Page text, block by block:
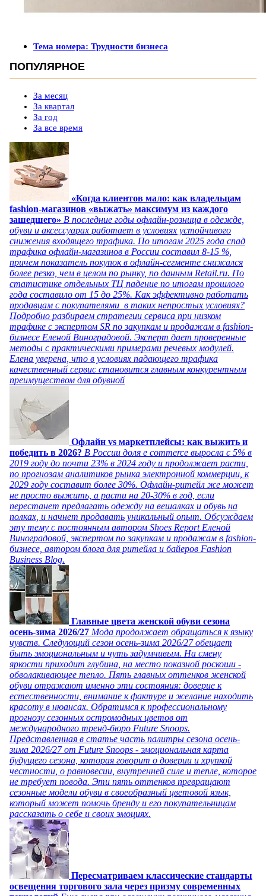
Тема номера: Трудности бизнеса
ПОПУЛЯРНОЕ
За месяц
За квартал
За год
За все время
«Когда клиентов мало: как владельцам
fashion-магазинов «выжать» максимум из каждого
зашедшего» В последние годы офлайн-розница в одежде,
обуви и аксессуарах работает в условиях устойчивого
снижения входящего трафика. По итогам 2025 года спад
трафика офлайн-магазинов в России составил 8-15 %,
причем показатель покупок в офлайн-сегменте снижался
более резко, чем в целом по рынку, по данным Retail.ru. По
статистике отдельных ТЦ падение по итогам прошлого
года составило от 15 до 25%. Как эффективно работать
продавцам с покупателями в таких непростых условиях?
Подробно разбираем стратегии сервиса при низком
трафике с экспертом SR по закупкам и продажам в fashion-
бизнесе Еленой Виноградовой. Эксперт дает проверенные
методы с практическими примерами речевых модулей.
Елена уверена, что в условиях падающего трафика
качественный сервис становится главным конкурентным
преимуществом для обувной
Офлайн vs маркетплейсы: как выжить и
победить в 2026? В России доля e commerce выросла с 5% в
2019 году до почти 23% в 2024 году и продолжает расти,
по прогнозам аналитиков рынка электронной коммерции, к
2029 году составит более 30%. Офлайн-ритейл же может
не просто выжить, а расти на 20-30% в год, если
перестанет предлагать одежду на вешалках и обувь на
полках, и начнет продавать уникальный опыт. Обсуждаем
эту тему с постоянным автором Shoes Report Еленой
Виноградовой, экспертом по закупкам и продажам в fashion-
бизнесе, автором блога для ритейла и байеров Fashion
Business Blog.
Главные цвета женской обуви сезона
осень-зима 2026/27 Мода продолжает обращаться к языку
чувств. Следующий сезон осень-зима 2026/27 обещает
быть эмоциональным и чуть задумчивым. На смену
яркости приходит глубина, на место показной роскоши -
обволакивающее тепло. Пять главных оттенков женской
обуви отражают именно эти состояния: доверие к
естественности, внимание к фактуре и желание находить
красоту в нюансах. Обратимся к профессиональному
прогнозу сезонных остромодных цветов от
международного тренд-бюро Future Snoops.
Представленная в статье часть палитры сезона осень-
зима 2026/27 от Future Snoops - эмоциональная карта
будущего сезона, которая говорит о доверии и хрупкой
честности, о равновесии, внутренней силе и тепле, которое
не требует повода. Эти пять оттенков превращают
сезонные модели обуви в своеобразный цветовой язык,
который может помочь бренду и его покупательницам
рассказать о себе и своих эмоциях.
Пересматриваем классические стандарты
освещения торгового зала через призму современных